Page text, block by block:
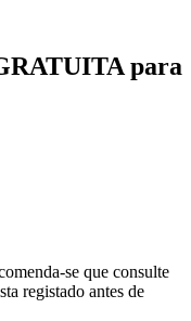
para
se que consulte
registado antes de